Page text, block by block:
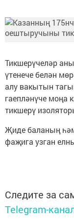
Тикшерүчеләр
үтенече белән
алу вакытын
гаепләнүче моңа
тикшерү
Җиде баланың
фаҗига узган
Следите за
Telegram-